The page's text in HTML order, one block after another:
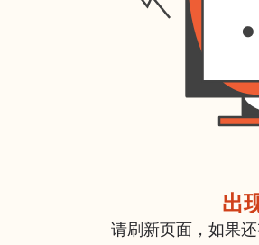
出
请刷新页面，如果